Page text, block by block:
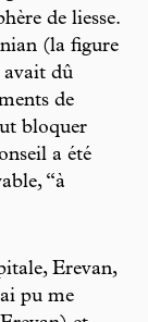
de liesse.
(la figure
avait dû
de
bloquer
a été
“à
Erevan,
pu me